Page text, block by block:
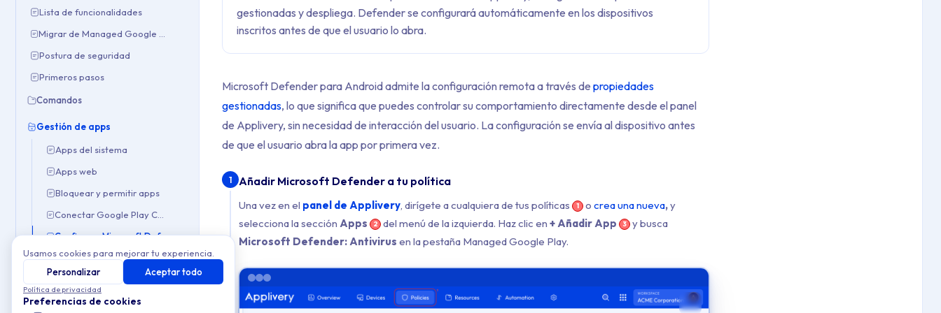
Lista de funcionalidades
Postura de seguridad
Primeros pasos
Comandos
Gestión de apps
Apps del sistema
Apps web
Bloquear y permitir apps
Configurar Microsoft Defender
Distribución de apps privadas con Managed Google Play
Distribución de apps privadas vía MDM
gestionadas y despliega. Defender se configurará automáticamente en los dispositivos
inscritos antes de que el usuario lo abra.
Microsoft Defender para Android admite la configuración remota a través de propiedades
gestionadas, lo que significa que puedes controlar su comportamiento directamente desde el panel
de Applivery, sin necesidad de interacción del usuario. La configuración se envía al dispositivo antes
de que el usuario abra la app por primera vez.
1 Añadir Microsoft Defender a tu política
Una vez en el panel de Applivery, dirígete a cualquiera de tus políticas 1 o crea una nueva,y
selecciona la sección Apps 2 del menú de la izquierda. Haz clic en + Añadir App 3
y busca
Microsoft Defender: Antivirus en la pestaña Managed Google Play.
Usamos cookies para mejorar tu experiencia.
Personalizar
Aceptar todo
Política de privacidad
Preferencias de cookies